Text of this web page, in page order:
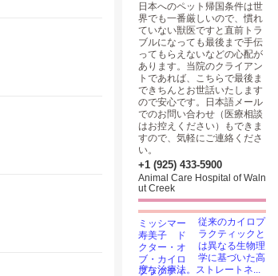
日本へのペット帰国条件は世
界でも一番厳しいので、慣れ
ていない獣医ですと直前トラ
ブルになっても最後まで手伝
ってもらえないなどの心配が
あります。当院のクライアン
トであれば、こちらで最後ま
できちんとお世話いたします
ので安心です。日本語メール
でのお問い合わせ（医療相談
はお控えください）もできま
すので、気軽にご連絡くださ
い。
+1 (925) 433-5900
Animal Care Hospital of Waln
ut Creek
従来のカイロプ
ラクティックと
は異なる生物理
学に基づいた高
度な治療法。ストレートネ...